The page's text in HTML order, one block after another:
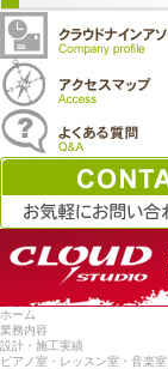
ホーム
業務内容
設計・施工実績
ピアノ室・レッスン室・音楽室